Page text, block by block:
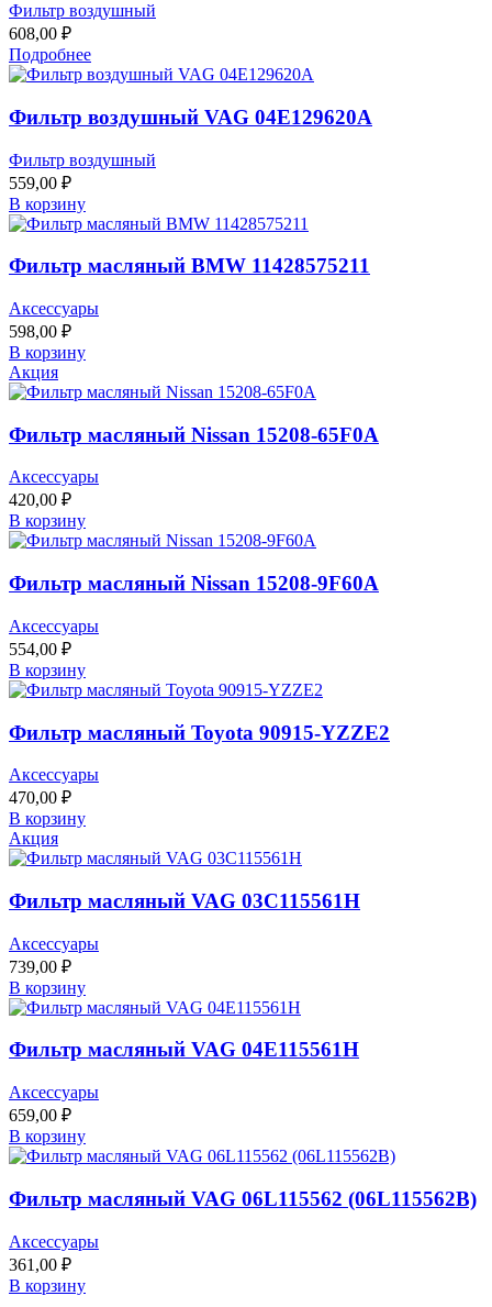
Фильтр воздушный
608,00 ₽
Подробнее
Фильтр воздушный VAG 04E129620A
Фильтр воздушный
559,00 ₽
В корзину
Фильтр масляный BMW 11428575211
Аксессуары
598,00 ₽
В корзину
Акция
Фильтр масляный Nissan 15208-65F0A
Аксессуары
420,00 ₽
В корзину
Фильтр масляный Nissan 15208-9F60A
Аксессуары
554,00 ₽
В корзину
Фильтр масляный Toyota 90915-YZZE2
Аксессуары
470,00 ₽
В корзину
Акция
Фильтр масляный VAG 03C115561H
Аксессуары
739,00 ₽
В корзину
Фильтр масляный VAG 04E115561H
Аксессуары
659,00 ₽
В корзину
Фильтр масляный VAG 06L115562 (06L115562B)
Аксессуары
361,00 ₽
В корзину